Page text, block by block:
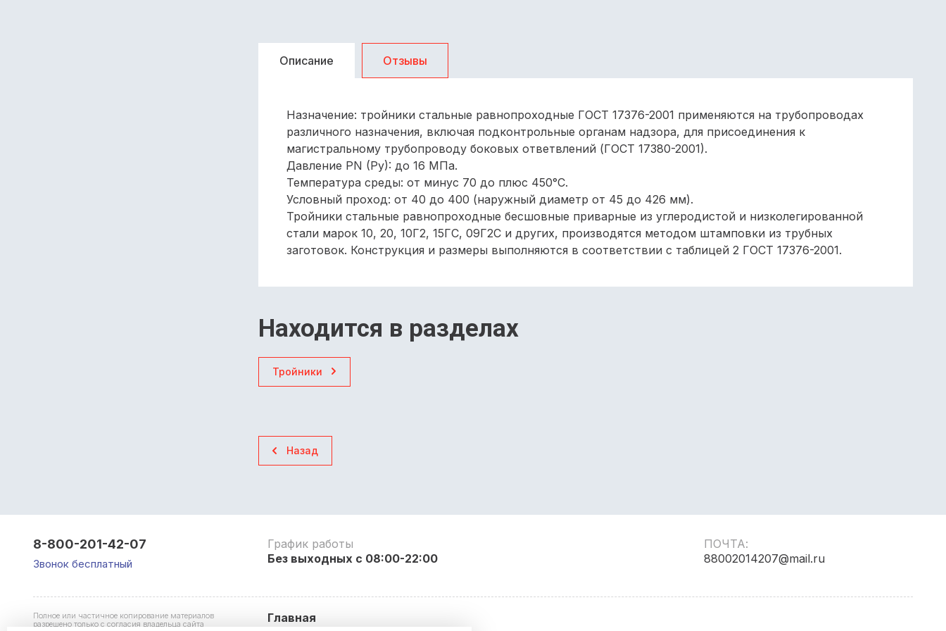
Описание Отзывы
Назначение: тройники стальные равнопроходные ГОСТ 17376-2001 применяются на трубопроводах
различного назначения, включая подконтрольные органам надзора, для присоединения к
магистральному трубопроводу боковых ответвлений (ГОСТ 17380-2001).
Давление РN (Py): до 16 МПа.
Температура среды: от минус 70 до плюс 450°С.
Условный проход: от 40 до 400 (наружный диаметр от 45 до 426 мм).
Тройники стальные равнопроходные бесшовные приварные из углеродистой и низколегированной
стали марок 10, 20, 10Г2, 15ГС, 09Г2С и других, производятся методом штамповки из трубных
заготовок. Конструкция и размеры выполняются в соответствии с таблицей 2 ГОСТ 17376-2001.
Находится в разделах
Тройники
Назад
8-800-201-42-07
Звонок бесплатный
График работы
Без выходных с 08:00-22:00
ПОЧТА:
88002014207@mail.ru
Полное или частичное копирование материалов
разрешено только с согласия владельца сайта
Главная